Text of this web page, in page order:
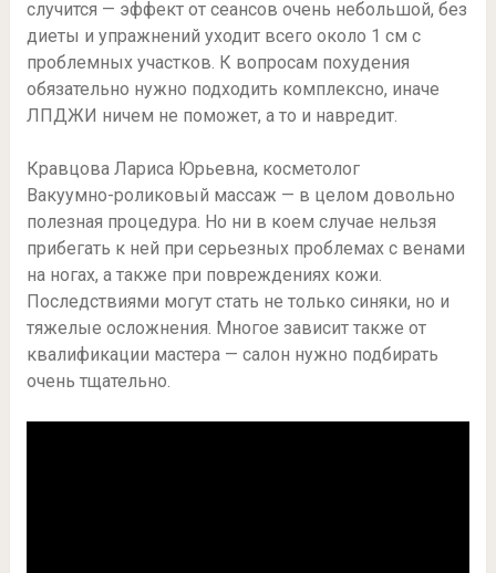
случится — эффект от сеансов очень небольшой, без
диеты и упражнений уходит всего около 1 см с
проблемных участков. К вопросам похудения
обязательно нужно подходить комплексно, иначе
ЛПДЖИ ничем не поможет, а то и навредит.
Кравцова Лариса Юрьевна, косметолог
Вакуумно-роликовый массаж — в целом довольно
полезная процедура. Но ни в коем случае нельзя
прибегать к ней при серьезных проблемах с венами
на ногах, а также при повреждениях кожи.
Последствиями могут стать не только синяки, но и
тяжелые осложнения. Многое зависит также от
квалификации мастера — салон нужно подбирать
очень тщательно.